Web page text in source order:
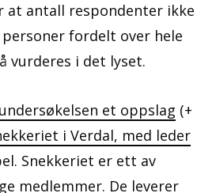
at antall respondenter ikke
fordelt over hele
vurderes i det lyset.
et oppslag (+
i Verdal, med leder
Snekkeriet er ett av
medlemmer. De leverer